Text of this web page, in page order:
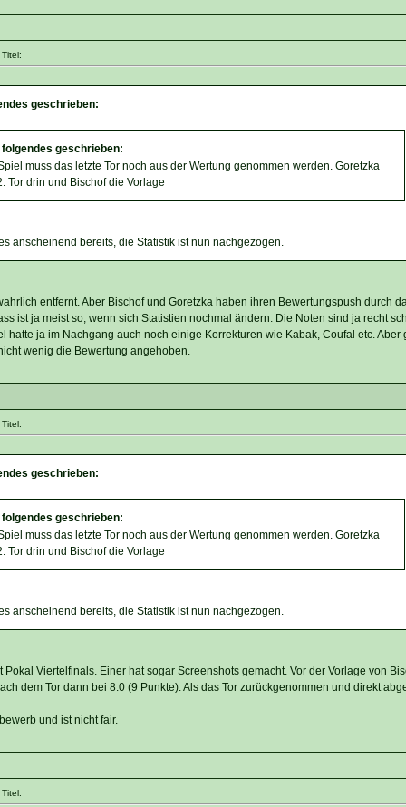
geschrieben:
geschrieben:
muss das letzte Tor noch aus der Wertung genommen werden. Goretzka
Tor drin und Bischof die Vorlage
anscheinend bereits, die Statistik ist nun nachgezogen.
entfernt. Aber Bischof und Goretzka haben ihren Bewertungspush durch
ist ja meist so, wenn sich Statistien nochmal ändern. Die Noten sind ja recht
hatte ja im Nachgang auch noch einige Korrekturen wie Kabak, Coufal etc. Aber
wenig die Bewertung angehoben.
geschrieben:
geschrieben:
muss das letzte Tor noch aus der Wertung genommen werden. Goretzka
Tor drin und Bischof die Vorlage
anscheinend bereits, die Statistik ist nun nachgezogen.
Viertelfinals. Einer hat sogar Screenshots gemacht. Vor der Vorlage von
dem Tor dann bei 8.0 (9 Punkte). Als das Tor zurückgenommen und direkt
und ist nicht fair.